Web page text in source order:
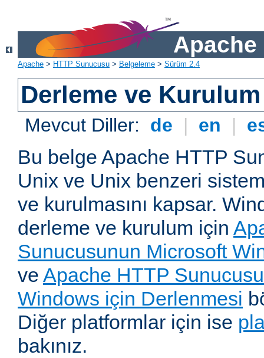
Apache
Apache > HTTP Sunucusu > Belgeleme > Sürüm 2.4
Derleme ve Kurulum
Mevcut Diller: de | en |
Bu belge Apache HTTP
Unix ve Unix benzeri
ve kurulmasını kapsar.
derleme ve kurulum için
Sunucusunun Microsoft
ve Apache HTTP
Windows için Derlenmesi
Diğer platformlar için ise
bakınız.